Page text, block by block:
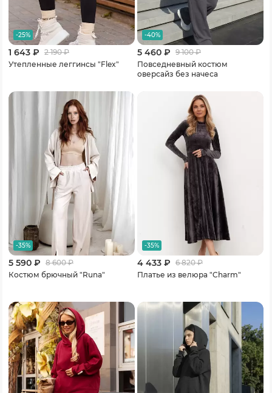
-25%
1 643 ₽ 2 190₽
Утепленные леггинсы "Flex"
-40%
5 460 ₽ 9 100₽
Повседневный костюм
оверсайз без начеса
-35%
5 590 ₽ 8 600₽
Костюм брючный "Runa"
-35%
4 433 ₽ 6 820₽
Платье из велюра "Charm"